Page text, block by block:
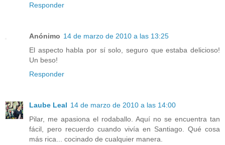
Responder
Anónimo 14 de marzo de 2010 a las 13:25
El aspecto habla por sí solo, seguro que estaba delicioso!
Un beso!
Responder
Laube Leal 14 de marzo de 2010 a las 14:00
Pilar, me apasiona el rodaballo. Aquí no se encuentra tan
fácil, pero recuerdo cuando vivía en Santiago. Qué cosa
más rica... cocinado de cualquier manera.